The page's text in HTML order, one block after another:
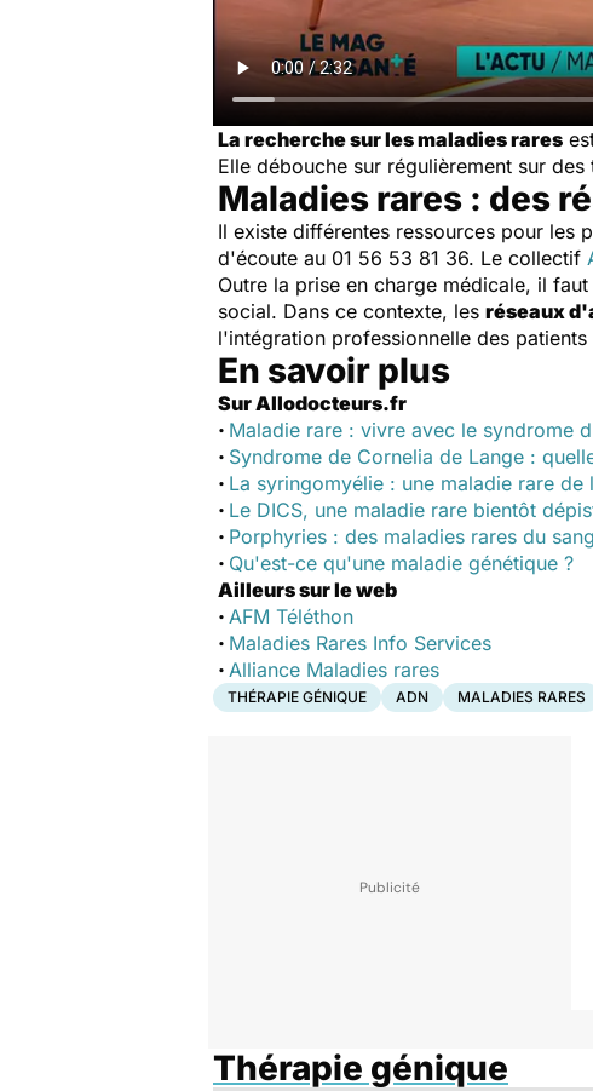
La recherche sur les maladies rares
Elle débouche sur régulièrement sur
Maladies rares : des
Il existe différentes ressources pour les
d'écoute au 01 56 53 81 36. Le collectif
Outre la prise en charge médicale, il
social. Dans ce contexte, les réseaux
l'intégration professionnelle des
En savoir plus
Sur Allodocteurs.fr
· Maladie rare : vivre avec le syndrome
· Syndrome de Cornelia de Lange :
· La syringomyélie : une maladie rare de
· Le DICS, une maladie rare bientôt
· Porphyries : des maladies rares du sang
· Qu'est-ce qu'une maladie génétique ?
Ailleurs sur le web
· AFM Téléthon
· Maladies Rares Info Services
· Alliance Maladies rares
THÉRAPIE GÉNIQUE ADN MALADIES RARES
Thérapie génique